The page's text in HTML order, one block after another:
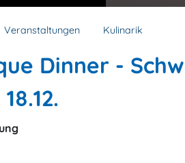
Veranstaltungen Kulinarik
Dinner -